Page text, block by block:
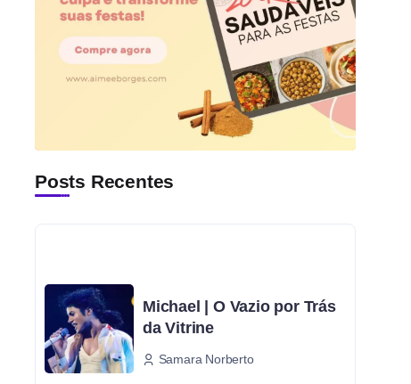
Posts Recentes
Michael | O Vazio por Trás
da Vitrine
Samara Norberto